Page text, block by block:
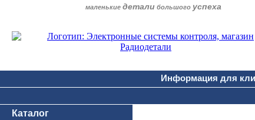
маленькие детали большого успеха
Информация для
Каталог